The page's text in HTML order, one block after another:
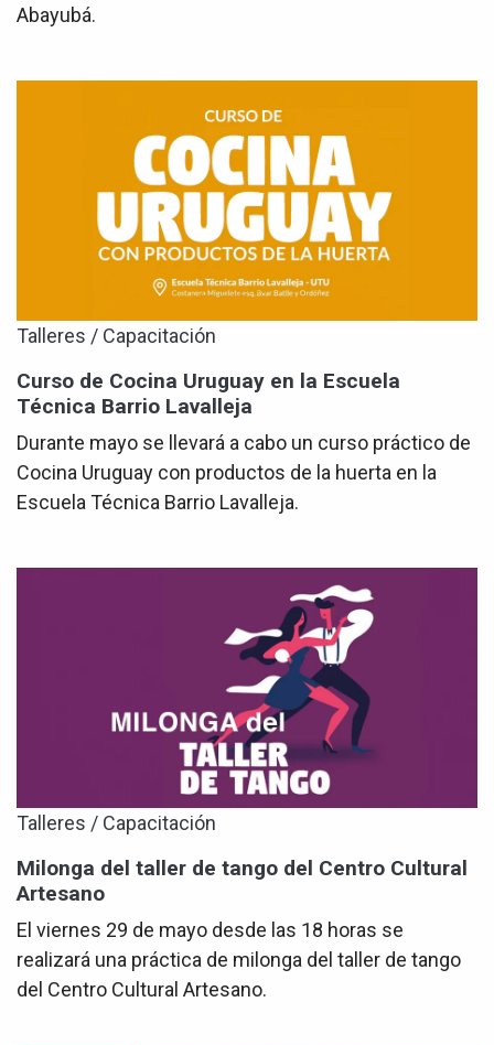
Abayubá.
Talleres / Capacitación
Curso de Cocina Uruguay en la Escuela
Técnica Barrio Lavalleja
Durante mayo se llevará a cabo un curso práctico de
Cocina Uruguay con productos de la huerta en la
Escuela Técnica Barrio Lavalleja.
Talleres / Capacitación
Milonga del taller de tango del Centro Cultural
Artesano
El viernes 29 de mayo desde las 18 horas se
realizará una práctica de milonga del taller de tango
del Centro Cultural Artesano.